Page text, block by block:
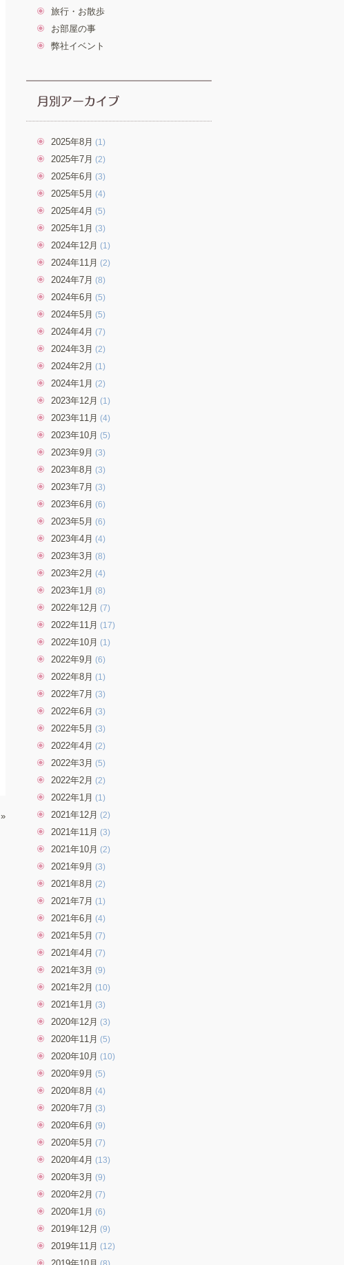
»
旅行・お散歩
お部屋の事
弊社イベント
2025年8月 (1)
2025年7月 (2)
2025年6月 (3)
2025年5月 (4)
2025年4月 (5)
2025年1月 (3)
2024年12月 (1)
2024年11月 (2)
2024年7月 (8)
2024年6月 (5)
2024年5月 (5)
2024年4月 (7)
2024年3月 (2)
2024年2月 (1)
2024年1月 (2)
2023年12月 (1)
2023年11月 (4)
2023年10月 (5)
2023年9月 (3)
2023年8月 (3)
2023年7月 (3)
2023年6月 (6)
2023年5月 (6)
2023年4月 (4)
2023年3月 (8)
2023年2月 (4)
2023年1月 (8)
2022年12月 (7)
2022年11月 (17)
2022年10月 (1)
2022年9月 (6)
2022年8月 (1)
2022年7月 (3)
2022年6月 (3)
2022年5月 (3)
2022年4月 (2)
2022年3月 (5)
2022年2月 (2)
2022年1月 (1)
2021年12月 (2)
2021年11月 (3)
2021年10月 (2)
2021年9月 (3)
2021年8月 (2)
2021年7月 (1)
2021年6月 (4)
2021年5月 (7)
2021年4月 (7)
2021年3月 (9)
2021年2月 (10)
2021年1月 (3)
2020年12月 (3)
2020年11月 (5)
2020年10月 (10)
2020年9月 (5)
2020年8月 (4)
2020年7月 (3)
2020年6月 (9)
2020年5月 (7)
2020年4月 (13)
2020年3月 (9)
2020年2月 (7)
2020年1月 (6)
2019年12月 (9)
2019年11月 (12)